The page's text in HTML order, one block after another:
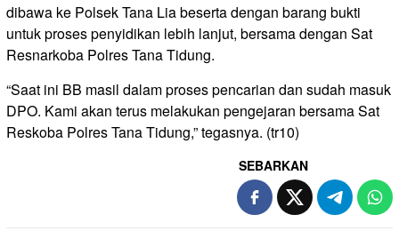
dibawa ke Polsek Tana Lia beserta dengan barang bukti
untuk proses penyidikan lebih lanjut, bersama dengan Sat
Resnarkoba Polres Tana Tidung.
“Saat ini BB masil dalam proses pencarian dan sudah masuk
DPO. Kami akan terus melakukan pengejaran bersama Sat
Reskoba Polres Tana Tidung,” tegasnya. (tr10)
SEBARKAN